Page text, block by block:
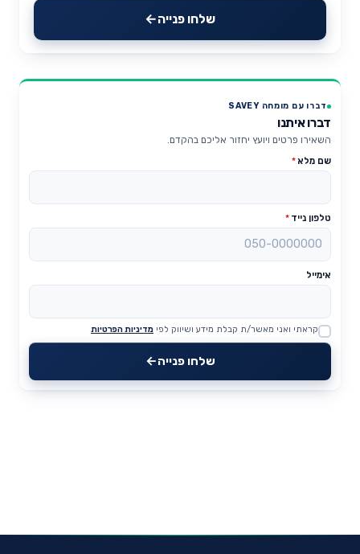
שלחו פנייה
דברו עם מומחה SAVEY
דברו איתנו
השאירו פרטים ויועץ יחזור אליכם בהקדם.
שם מלא*
טלפון נייד *
אימייל
Website
קראתי ואני מאשר/ת קבלת מידע ושיווק לפי מדיניות הפרטיות
שלחו פנייה